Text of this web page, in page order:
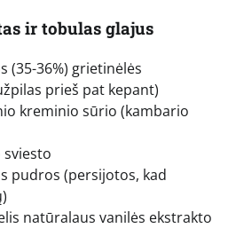
ir tobulas glajus
(35-36%) grietinėlės
prieš pat kepant)
kreminio sūrio (kambario
pudros (persijotos, kad
natūralaus vanilės ekstrakto